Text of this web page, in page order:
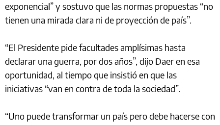
exponencial” y sostuvo que las normas propuestas “no
tienen una mirada clara ni de proyección de país”.
“El Presidente pide facultades amplísimas hasta
declarar una guerra, por dos años”, dijo Daer en esa
oportunidad, al tiempo que insistió en que las
iniciativas “van en contra de toda la sociedad”.
“Uno puede transformar un país pero debe hacerse con